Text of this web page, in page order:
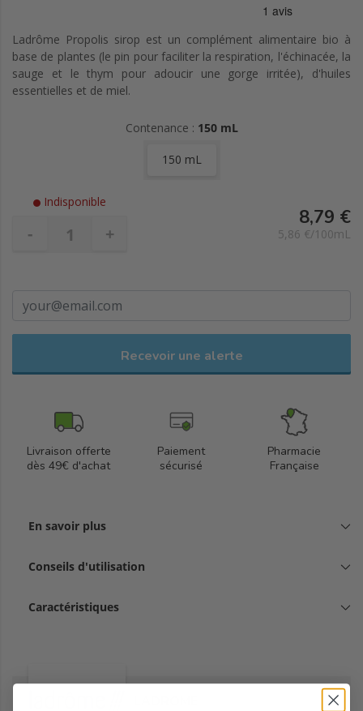
Ladrôme Propolis sirop est un complément alimentaire bio à
base de plantes (le pin pour faciliter la respiration, l'échinacée, la
sauge et le thym pour adoucir une gorge irritée), d'huiles
essentielles et de miel.
Contenance : 150 mL
150 mL
Indisponible
- +
8,79 €
5,86 €/100mL
Recevoir une alerte
Livraison offerte
dès 49€ d'achat
Paiement
sécurisé
Pharmacie
Française
En savoir plus
Conseils d'utilisation
Caractéristiques